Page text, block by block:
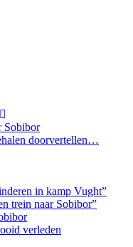
Sobibor
doorvertellen…
in kamp Vught”
trein naar Sobibor”
verleden